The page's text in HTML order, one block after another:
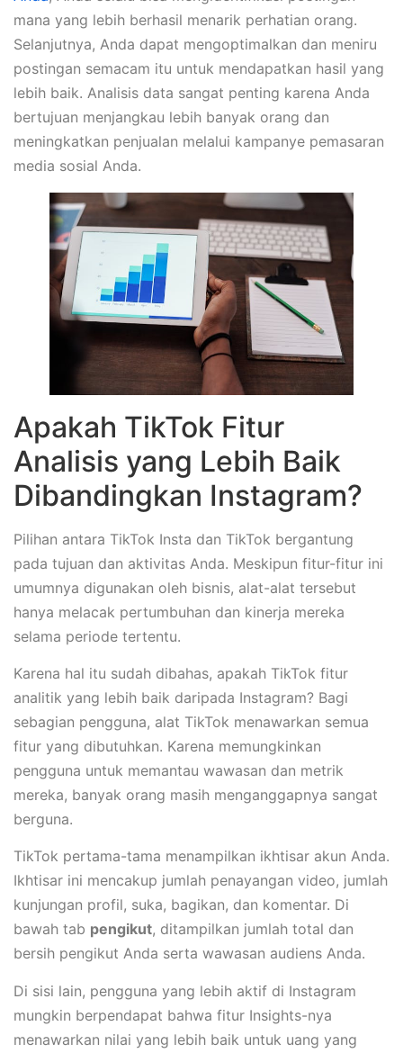
mana yang lebih berhasil menarik perhatian orang.
Selanjutnya, Anda dapat mengoptimalkan dan meniru
postingan semacam itu untuk mendapatkan hasil yang
lebih baik. Analisis data sangat penting karena Anda
bertujuan menjangkau lebih banyak orang dan
meningkatkan penjualan melalui kampanye pemasaran
media sosial Anda.
Apakah TikTok Fitur
Analisis yang Lebih Baik
Dibandingkan Instagram?
Pilihan antara TikTok Insta dan TikTok bergantung
pada tujuan dan aktivitas Anda. Meskipun fitur-fitur ini
umumnya digunakan oleh bisnis, alat-alat tersebut
hanya melacak pertumbuhan dan kinerja mereka
selama periode tertentu.
Karena hal itu sudah dibahas, apakah TikTok fitur
analitik yang lebih baik daripada Instagram? Bagi
sebagian pengguna, alat TikTok menawarkan semua
fitur yang dibutuhkan. Karena memungkinkan
pengguna untuk memantau wawasan dan metrik
mereka, banyak orang masih menganggapnya sangat
berguna.
TikTok pertama-tama menampilkan ikhtisar akun Anda.
Ikhtisar ini mencakup jumlah penayangan video, jumlah
kunjungan profil, suka, bagikan, dan komentar. Di
bawah tab pengikut, ditampilkan jumlah total dan
bersih pengikut Anda serta wawasan audiens Anda.
Di sisi lain, pengguna yang lebih aktif di Instagram
mungkin berpendapat bahwa fitur Insights-nya
menawarkan nilai yang lebih baik untuk uang yang